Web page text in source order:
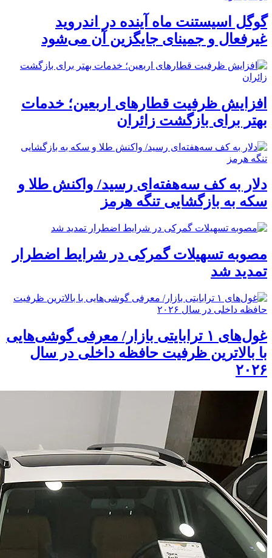
گوگل اسیستنت ماه آینده در اندروید
غیرفعال و جمینای جایگزین آن می‌شود
افزایش ظرفیت قطارهای اربعین؛ خدمات
بهتر برای بازگشت زائران
دلار به کف سه‌هفته‌ای رسید/ واکنش طلا و
سکه به بازگشایی تنگه هرمز
مصوبه تسهیلات گمرکی در شرایط اضطرار
تمدید شد
غول‌های ۱ ترابایتی بازار/ معرفی گوشی‌هایی
با بالاترین ظرفیت حافظه داخلی در سال
۲۰۲۶